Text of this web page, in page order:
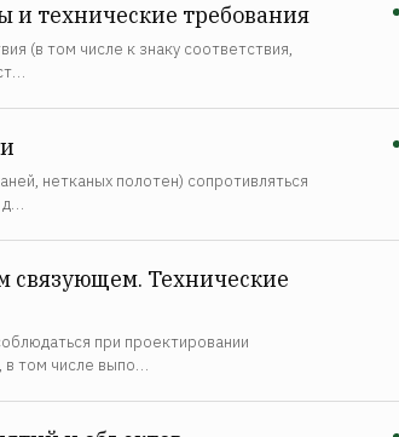
и технические требования
(в том числе к знаку соответствия,
нетканых полотен) сопротивляться
д…
связующем. Технические
при проектировании
в том числе выпо…